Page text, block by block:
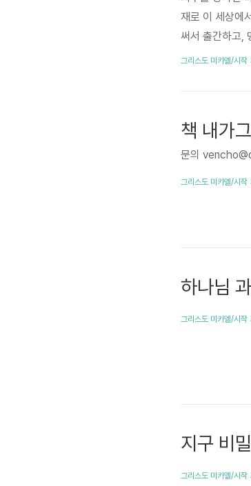
재로 이 세상에
써서 출간하고,
그리스도 미카엘/시작
책 내가
문의
그리스도 미카엘/시작
하나님
그리스도 미카엘/시작
지구 비
그리스도 미카엘/시작